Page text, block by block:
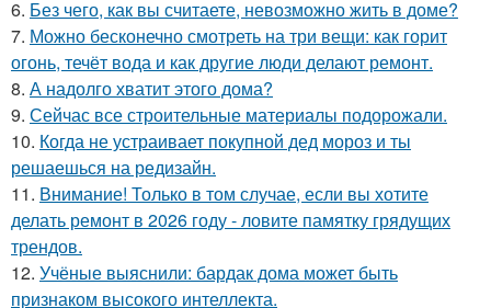
6. Без чего, как вы считаете, невозможно жить в доме?
7. Можно бесконечно смотреть на три вещи: как горит
огонь, течёт вода и как другие люди делают ремонт.
8. А надолго хватит этого дома?
9. Сейчас все строительные материалы подорожали.
10. Когда не устраивает покупной дед мороз и ты
решаешься на редизайн.
11. Внимание! Только в том случае, если вы хотите
делать ремонт в 2026 году - ловите памятку грядущих
трендов.
12. Учёные выяснили: бардак дома может быть
признаком высокого интеллекта.